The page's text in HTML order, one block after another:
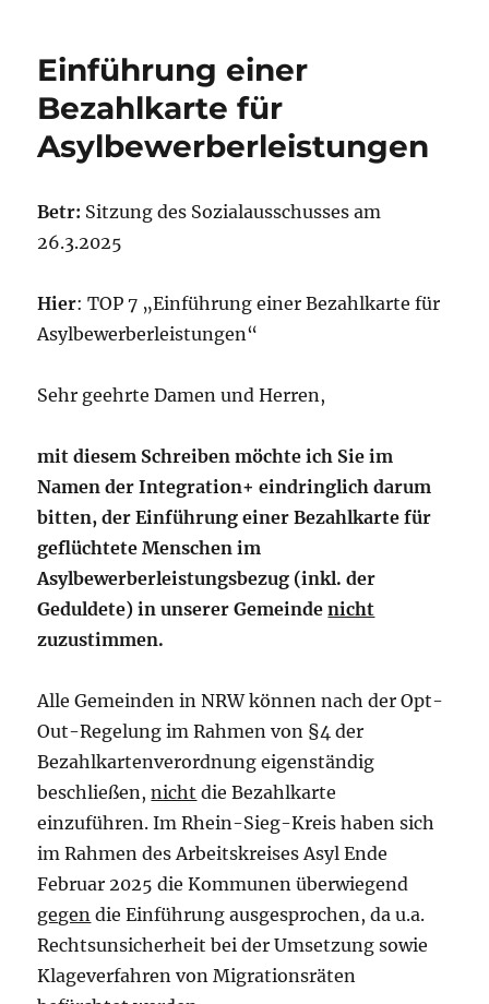
Einführung einer
Bezahlkarte für
Asylbewerberleistungen
Betr: Sitzung des Sozialausschusses am
26.3.2025
Hier: TOP 7 „Einführung einer Bezahlkarte für
Asylbewerberleistungen“
Sehr geehrte Damen und Herren,
mit diesem Schreiben möchte ich Sie im
Namen der Integration+ eindringlich darum
bitten, der Einführung einer Bezahlkarte für
geflüchtete Menschen im
Asylbewerberleistungsbezug (inkl. der
Geduldete) in unserer Gemeindenicht
zuzustimmen.
Alle Gemeinden in NRW können nach der Opt-
Out-Regelung im Rahmen von §4 der
Bezahlkartenverordnung eigenständig
beschließen,nicht die Bezahlkarte
einzuführen. Im Rhein-Sieg-Kreis haben sich
im Rahmen des Arbeitskreises Asyl Ende
Februar 2025 die Kommunen überwiegend
gegen die Einführung ausgesprochen, da u.a.
Rechtsunsicherheit bei der Umsetzung sowie
Klageverfahren von Migrationsräten